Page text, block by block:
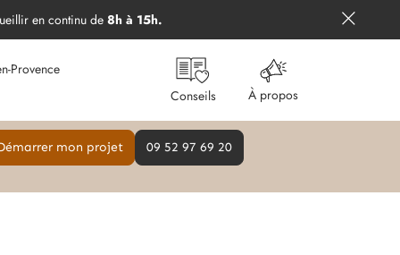
en continu de 8h à 15h.
Provence
Conseils À propos
mon projet 09 52 97 69 20